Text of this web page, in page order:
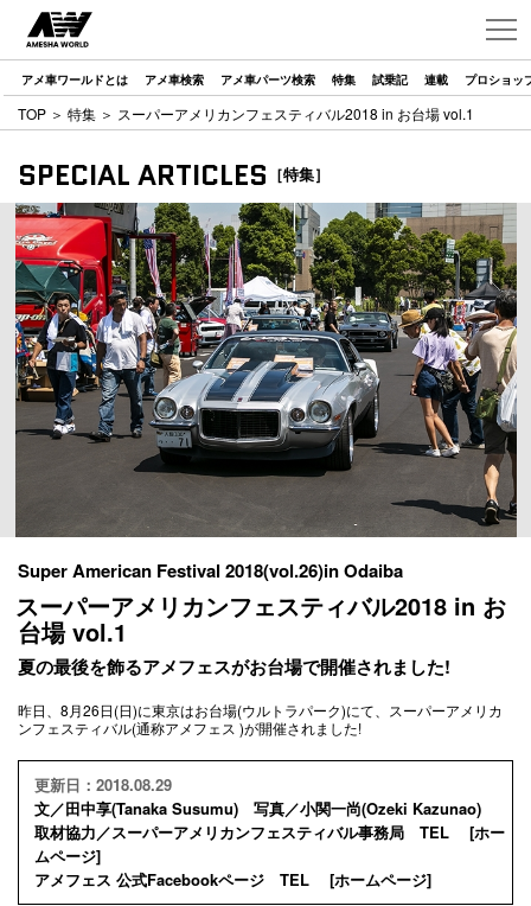
アメ車ワールドとは アメ車検索 アメ車パーツ検索 特集 試乗記 連載 プロショッ
TOP ＞ 特集 ＞ スーパーアメリカンフェスティバル2018 in お台場 vol.1
SPECIAL ARTICLES ［特集］
Super American Festival 2018(vol.26)in Odaiba
スーパーアメリカンフェスティバル2018 in お
台場 vol.1
夏の最後を飾るアメフェスがお台場で開催されました!
昨日、8月26日(日)に東京はお台場(ウルトラパーク)にて、スーパーアメリカ
ンフェスティバル(通称アメフェス )が開催されました!
更新日：2018.08.29
文／田中享(Tanaka Susumu) 写真／小関一尚(Ozeki Kazunao)
取材協力／スーパーアメリカンフェスティバル事務局 TEL [ホー
ムページ]
アメフェス 公式Facebookページ TEL [ホームページ]